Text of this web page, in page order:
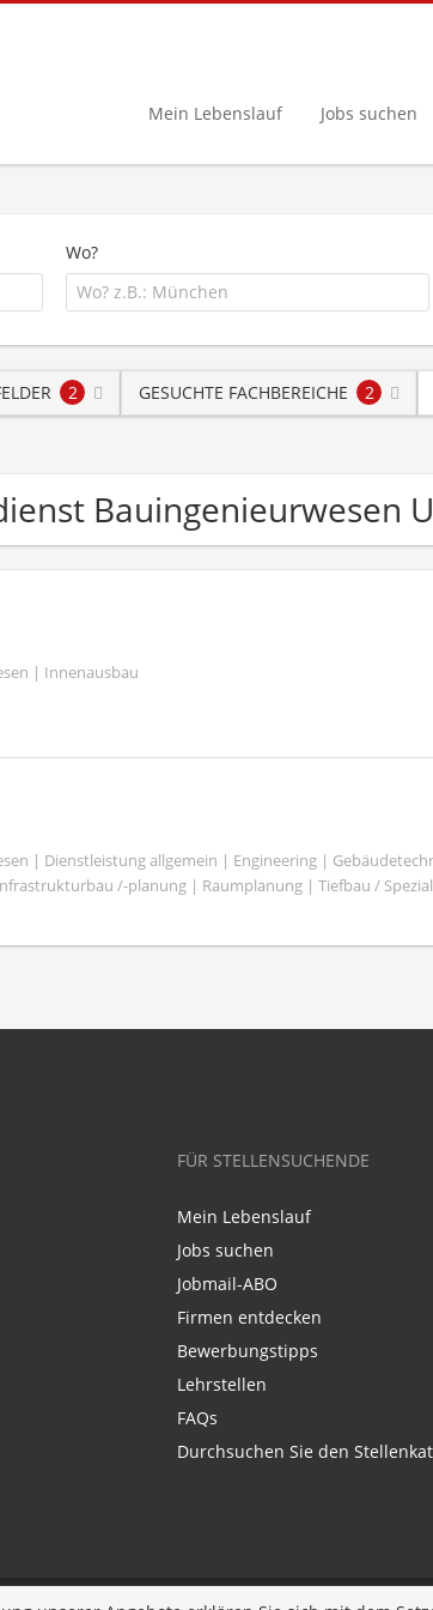
Mein Lebenslauf Jobs suchen
Wo?
2 GESUCHTE FACHBEREICHE 2
Bauingenieurwesen
| Innenausbau
| Dienstleistung allgemein | Engineering |
/-planung | Raumplanung | Tiefbau /
FÜR STELLENSUCHENDE
Mein Lebenslauf
Jobs suchen
Jobmail-ABO
Firmen entdecken
Bewerbungstipps
Lehrstellen
FAQs
Durchsuchen Sie den